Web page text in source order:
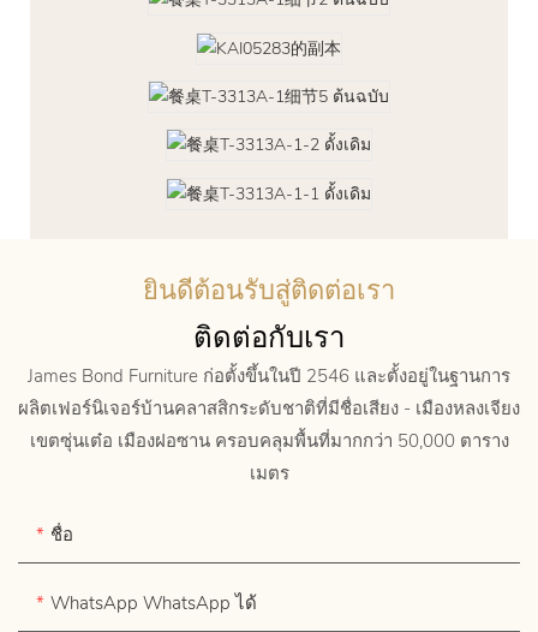
ยินดีต้อนรับสู่ติดต่อเรา
ติดต่อกับเรา
James Bond Furniture ก่อตั้งขึ้นในปี 2546 และตั้งอยู่ในฐานการ
ผลิตเฟอร์นิเจอร์บ้านคลาสสิกระดับชาติที่มีชื่อเสียง - เมืองหลงเจียง
เขตซุ่นเต๋อ เมืองฝอซาน ครอบคลุมพื้นที่มากกว่า 50,000 ตาราง
เมตร
ชื่อ
WhatsApp WhatsApp ได้